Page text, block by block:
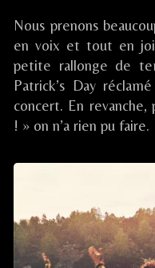
SUR
(08),
Nous prenons
en voix et tout en
petite rallonge de
Patrick’s Day
concert. En
! » on n’a rien pu faire.